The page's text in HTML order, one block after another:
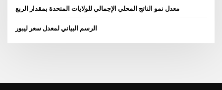
معدل نمو الناتج المحلي الإجمالي للولايات المتحدة بمقدار الربع
الرسم البياني لمعدل سعر ليبور